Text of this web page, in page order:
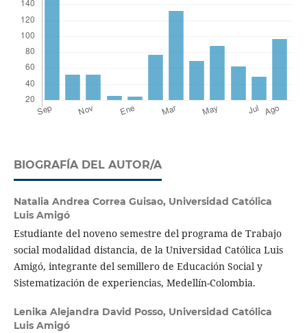
BIOGRAFÍA DEL AUTOR/A
Natalia Andrea Correa Guisao, Universidad Católica
Luis Amigó
Estudiante del noveno semestre del programa de Trabajo
social modalidad distancia, de la Universidad Católica Luis
Amigó, integrante del semillero de Educación Social y
Sistematización de experiencias, Medellín-Colombia.
Lenika Alejandra David Posso, Universidad Católica
Luis Amigó